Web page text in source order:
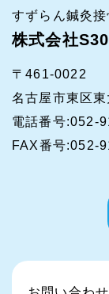
すずらん鍼灸
株式会社
〒461-0022
名古屋市東区
電話番号:052-
FAX番号:052-